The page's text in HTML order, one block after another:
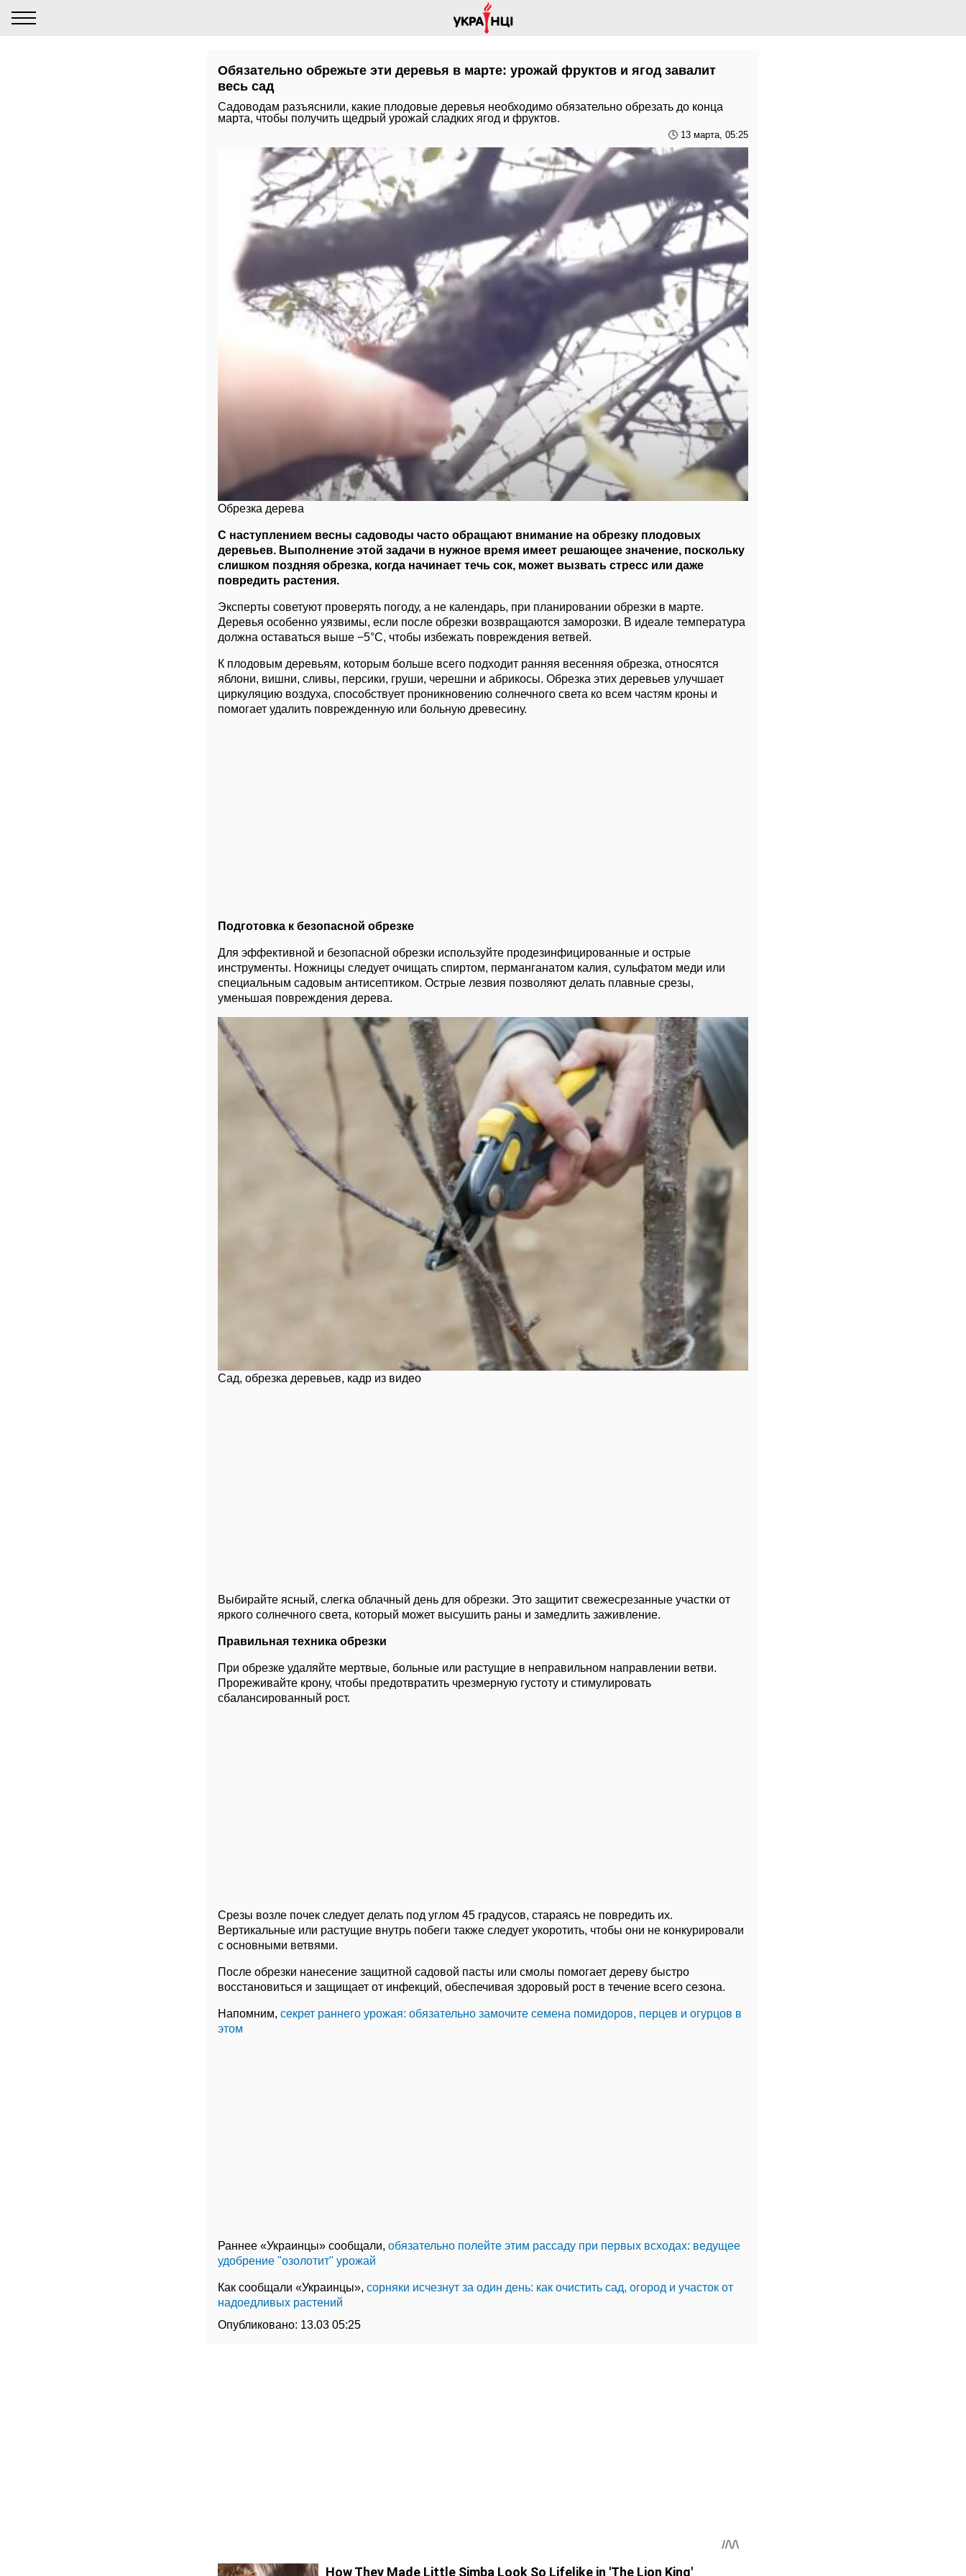
Обязательно обрежьте эти деревья в марте: урожай фруктов и ягод завалит
весь сад
Садоводам разъяснили, какие плодовые деревья необходимо обязательно обрезать до конца
марта, чтобы получить щедрый урожай сладких ягод и фруктов.
🕓 13 марта, 05:25
Обрезка дерева
С наступлением весны садоводы часто обращают внимание на обрезку плодовых
деревьев. Выполнение этой задачи в нужное время имеет решающее значение, поскольку
слишком поздняя обрезка, когда начинает течь сок, может вызвать стресс или даже
повредить растения.
Эксперты советуют проверять погоду, а не календарь, при планировании обрезки в марте.
Деревья особенно уязвимы, если после обрезки возвращаются заморозки. В идеале температура
должна оставаться выше −5°C, чтобы избежать повреждения ветвей.
К плодовым деревьям, которым больше всего подходит ранняя весенняя обрезка, относятся
яблони, вишни, сливы, персики, груши, черешни и абрикосы. Обрезка этих деревьев улучшает
циркуляцию воздуха, способствует проникновению солнечного света ко всем частям кроны и
помогает удалить поврежденную или больную древесину.
Подготовка к безопасной обрезке
Для эффективной и безопасной обрезки используйте продезинфицированные и острые
инструменты. Ножницы следует очищать спиртом, перманганатом калия, сульфатом меди или
специальным садовым антисептиком. Острые лезвия позволяют делать плавные срезы,
уменьшая повреждения дерева.
Сад, обрезка деревьев, кадр из видео
Выбирайте ясный, слегка облачный день для обрезки. Это защитит свежесрезанные участки от
яркого солнечного света, который может высушить раны и замедлить заживление.
Правильная техника обрезки
При обрезке удаляйте мертвые, больные или растущие в неправильном направлении ветви.
Прореживайте крону, чтобы предотвратить чрезмерную густоту и стимулировать
сбалансированный рост.
Срезы возле почек следует делать под углом 45 градусов, стараясь не повредить их.
Вертикальные или растущие внутрь побеги также следует укоротить, чтобы они не конкурировали
с основными ветвями.
После обрезки нанесение защитной садовой пасты или смолы помогает дереву быстро
восстановиться и защищает от инфекций, обеспечивая здоровый рост в течение всего сезона.
Напомним, секрет раннего урожая: обязательно замочите семена помидоров, перцев и огурцов в
этом
Раннее «Украинцы» сообщали, обязательно полейте этим рассаду при первых всходах: ведущее
удобрение "озолотит" урожай
Как сообщали «Украинцы», сорняки исчезнут за один день: как очистить сад, огород и участок от
надоедливых растений
Опубликовано: 13.03 05:25